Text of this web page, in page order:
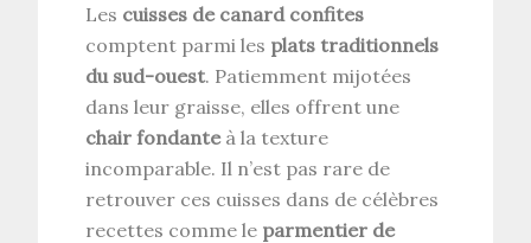
Les cuisses de canard confites
comptent parmi les plats traditionnels
du sud-ouest. Patiemment mijotées
dans leur graisse, elles offrent une
chair fondanteà la texture
incomparable. Il n’est pas rare de
retrouver ces cuisses dans de célèbres
recettes comme le parmentier de